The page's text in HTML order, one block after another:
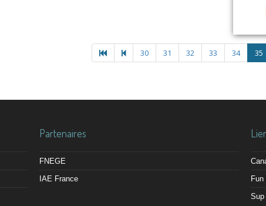
30 31 32 33 34 35
Partenaires
FNEGE
IAE France
Sup